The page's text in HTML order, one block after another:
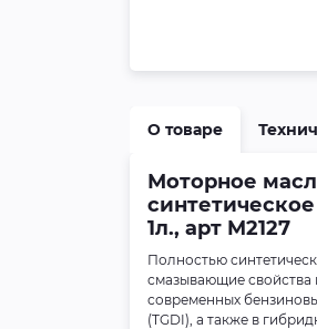
О товаре
Моторное
1л., арт M2127
Полностью
смазывающие свойства
современных
(TGDI), а также в